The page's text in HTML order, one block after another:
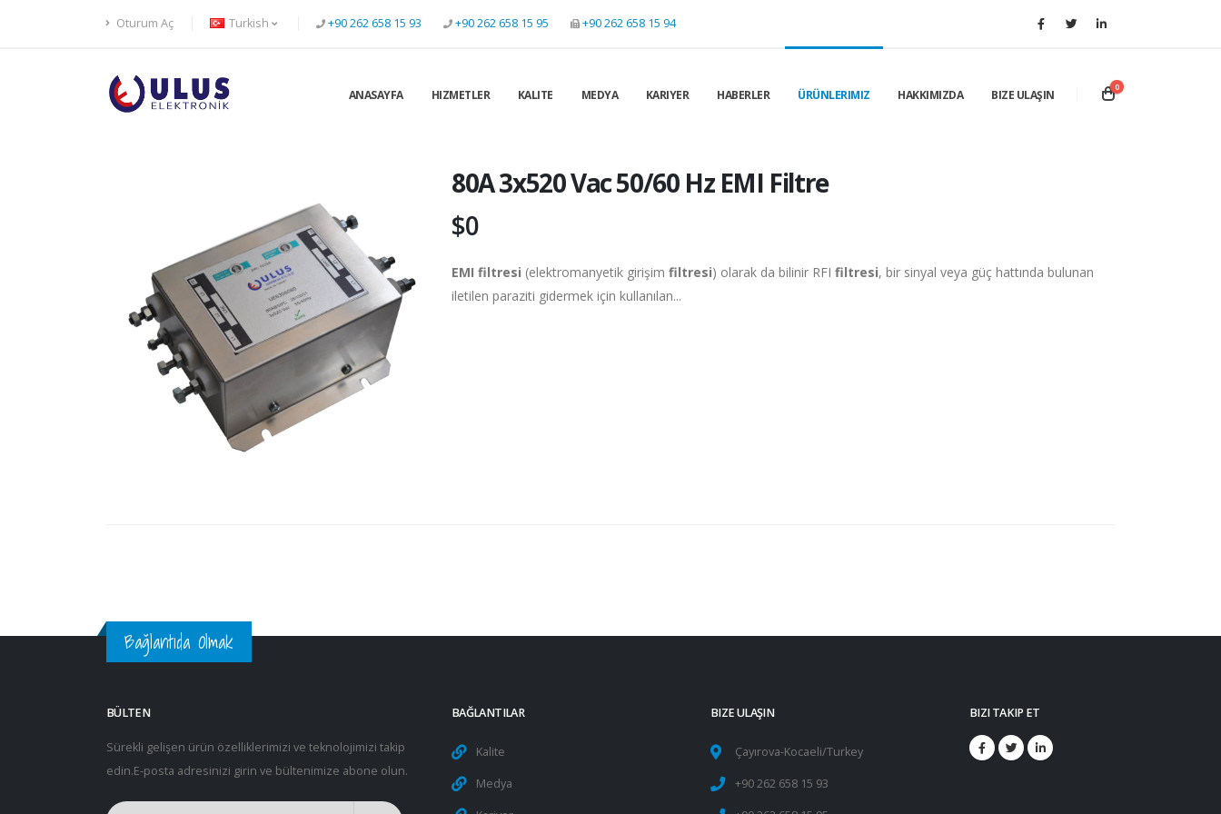
Oturum Aç Turkish +90 262 658 15 93 +90 262 658 15 95 +90 262 658 15 94
ANASAYFA HIZMETLER KALITE MEDYA KARIYER HABERLER ÜRÜNLERIMIZ HAKKIMIZDA BIZE ULAŞIN
0
80A 3x520 Vac 50/60 Hz EMI Filtre
$0
EMI filtresi (elektromanyetik girişim filtresi) olarak da bilinir RFI filtresi, bir sinyal veya güç hattında bulunan
iletilen paraziti gidermek için kullanılan...
Bağlantıda Olmak
BÜLTEN
Sürekli gelişen ürün özelliklerimizi ve teknolojimizi takip
edin.E-posta adresinizi girin ve bültenimize abone olun.
BAĞLANTILAR
Kalite
Medya
BIZE ULAŞIN
Çayırova-Kocaeli/Turkey
+90 262 658 15 93
BIZI TAKIP ET